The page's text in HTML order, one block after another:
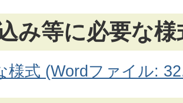
み等に必要な様
様式 (Wordファイル: